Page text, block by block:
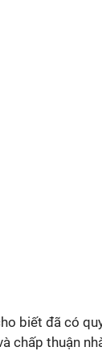
biết đã có
chấp thuận